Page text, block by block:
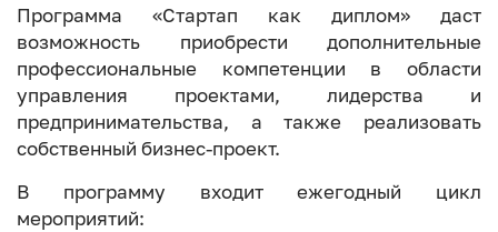
Программа «Стартап как диплом» даст
возможность приобрести дополнительные
профессиональные компетенции в области
управления проектами, лидерства и
предпринимательства, а также реализовать
собственный бизнес-проект.
В программу входит ежегодный цикл
мероприятий: